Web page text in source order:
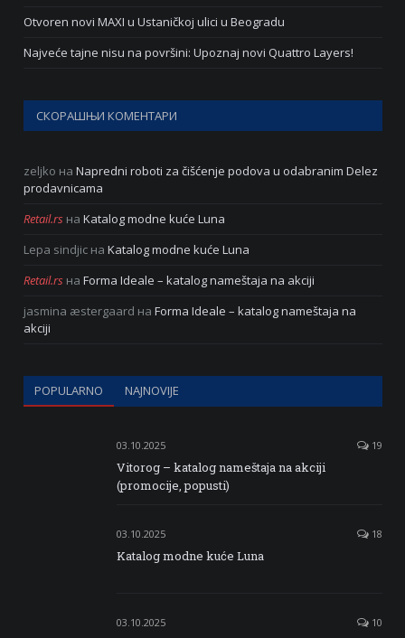
Otvoren novi MAXI u Ustaničkoj ulici u Beogradu
Najveće tajne nisu na površini: Upoznaj novi Quattro Layers!
СКОРАШЊИ КОМЕНТАРИ
zeljko на Napredni roboti za čišćenje podova u odabranim Delez
prodavnicama
Retail.rs на Katalog modne kuće Luna
Lepa sindjic на Katalog modne kuće Luna
Retail.rs на Forma Ideale – katalog nameštaja na akciji
jasmina æstergaard на Forma Ideale – katalog nameštaja na
akciji
POPULARNO NAJNOVIJE
03.10.2025 19
Vitorog – katalog nameštaja na akciji
(promocije, popusti)
03.10.2025 18
Katalog modne kuće Luna
03.10.2025 10